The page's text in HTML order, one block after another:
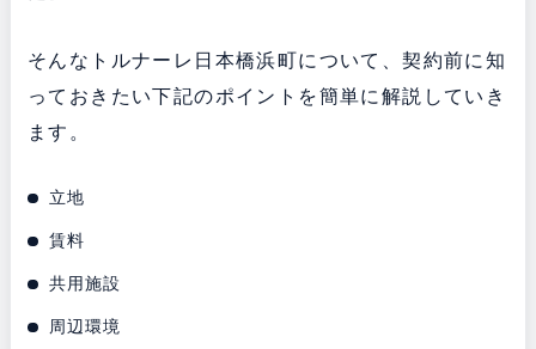
そんなトルナーレ日本橋浜町について、契約前に知
っておきたい下記のポイントを簡単に解説していき
ます。
立地
賃料
共用施設
周辺環境